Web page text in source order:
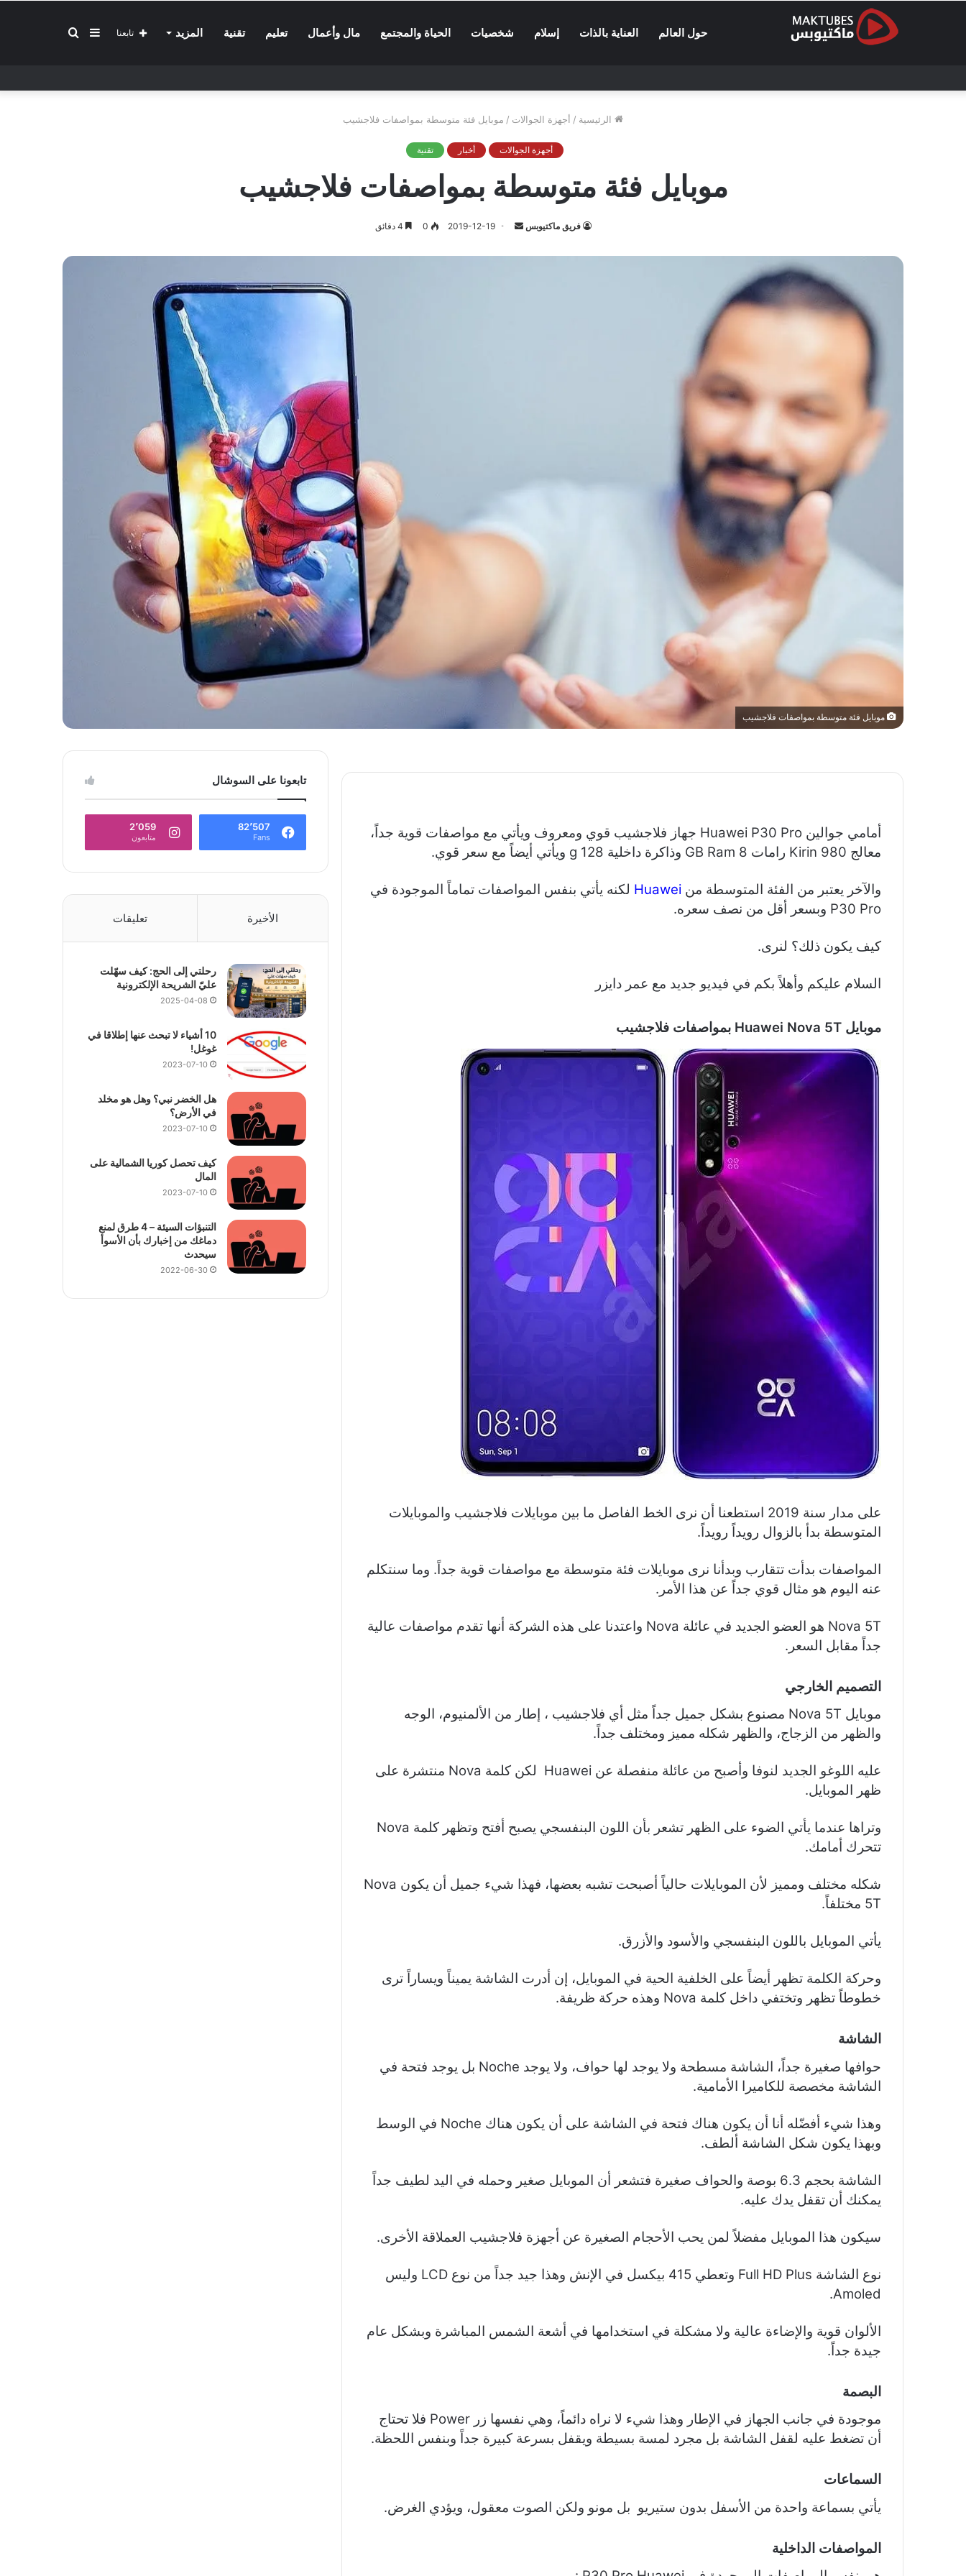
حول العالم العناية بالذات إسلام شخصيات الحياة والمجتمع مال وأعمال تعليم تقنية المزيد بحثإضافة تابعنا
الرئيسية / أجهزة الجوالات / موبايل فئة متوسطة بمواصفات فلاجشيب
أجهزة الجوالات أخبار تقنية
موبايل فئة متوسطة بمواصفات فلاجشيب
فريق ماكتيوبس
أرسل2019-12-19
0
موبايل فئة متوسطة بمواصفات فلاجشيب
أمامي جوالين Huawei P30 Pro جهاز فلاجشيب قوي ومعروف ويأتي مع مواصفات قوية جداً،
معالج Kirin 980 رامات 8 GB Ram وذاكرة داخلية 128 g ويأتي أيضاً مع سعر قوي.
والآخر يعتبر من الفئة المتوسطة من Huawei لكنه يأتي بنفس المواصفات تماماً الموجودة في
P30 Pro وبسعر أقل من نصف سعره.
كيف يكون ذلك؟ لنرى.
السلام عليكم وأهلاً بكم في فيديو جديد مع عمر دايزر
موبايل Huawei Nova 5T بمواصفات فلاجشيب
على مدار سنة 2019 استطعنا أن نرى الخط الفاصل ما بين موبايلات فلاجشيب والموبايلات
المتوسطة بدأ بالزوال رويداً رويداً.
المواصفات بدأت تتقارب وبدأنا نرى موبايلات فئة متوسطة مع مواصفات قوية جداً. وما سنتكلم
عنه اليوم هو مثال قوي جداً عن هذا الأمر.
Nova 5T هو العضو الجديد في عائلة Nova واعتدنا على هذه الشركة أنها تقدم مواصفات عالية
جداً مقابل السعر.
التصميم الخارجي
موبايل Nova 5T مصنوع بشكل جميل جداً مثل أي فلاجشيب ، إطار من الألمنيوم، الوجه
والظهر من الزجاج، والظهر شكله مميز ومختلف جداً.
عليه اللوغو الجديد لنوفا وأصبح من عائلة منفصلة عن Huawei لكن كلمة Nova منتشرة على
ظهر الموبايل.
تتحرك أمامك.
شكله مختلف ومميز لأن الموبايلات حالياً أصبحت تشبه بعضها، فهذا شيء جميل أن يكون Nova
5T مختلفاً.
يأتي الموبايل باللون البنفسجي والأسود والأزرق.
وحركة الكلمة تظهر أيضاً على الخلفية الحية في الموبايل، إن أدرت الشاشة يميناً ويساراً ترى
خطوطاً تظهر وتختفي داخل كلمة Nova وهذه حركة ظريفة.
الشاشة
حوافها صغيرة جداً، الشاشة مسطحة ولا يوجد لها حواف، ولا يوجد Noche بل يوجد فتحة في
الشاشة مخصصة للكاميرا الأمامية.
وهذا شيء أفضّله أنا أن يكون هناك فتحة في الشاشة على أن يكون هناك Noche في الوسط
وبهذا يكون شكل الشاشة ألطف.
الشاشة بحجم 6.3 بوصة والحواف صغيرة فتشعر أن الموبايل صغير وحمله في اليد لطيف جداً
يمكنك أن تقفل يدك عليه.
سيكون هذا الموبايل مفضلاً لمن يحب الأحجام الصغيرة عن أجهزة فلاجشيب العملاقة الأخرى.
نوع الشاشة Full HD Plus وتعطي 415 بيكسل في الإنش وهذا جيد جداً من نوع LCD وليس
Amoled.
الألوان قوية والإضاءة عالية ولا مشكلة في استخدامها في أشعة الشمس المباشرة وبشكل عام
جيدة جداً.
البصمة
موجودة في جانب الجهاز في الإطار وهذا شيء لا نراه دائماً، وهي نفسها زر Power فلا تحتاج
أن تضغط عليه لقفل الشاشة بل مجرد لمسة بسيطة ويقفل بسرعة كبيرة جداً وبنفس اللحظة.
السماعات
يأتي بسماعة واحدة من الأسفل بدون ستيريو بل مونو ولكن الصوت معقول، ويؤدي الغرض.
المواصفات الداخلية
تابعونا على السوشال
82٬507
Fans
2٬059
متابعون
الأخيرة تعليقات
رحلتي إلى الحج: كيف سهّلت
عليّ الشريحة الإلكترونية
2025-04-08
10 أشياء لا تبحث عنها إطلاقا في
غوغل!
2023-07-10
هل الخضر نبي؟ وهل هو مخلد
في الأرض؟
2023-07-10
كيف تحصل كوريا الشمالية على
المال
2023-07-10
التنبؤات السيئة – 4 طرق لمنع
دماغك من إخبارك بأن الأسوأ
سيحدث
2022-06-30